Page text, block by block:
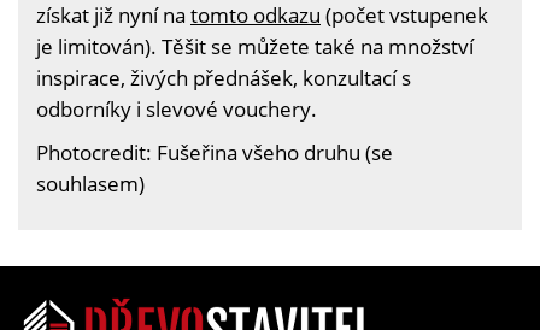
získat již nyní na tomto odkazu (počet vstupenek
je limitován). Těšit se můžete také na množství
inspirace, živých přednášek, konzultací s
odborníky i slevové vouchery.
Photocredit: Fušeřina všeho druhu (se
souhlasem)